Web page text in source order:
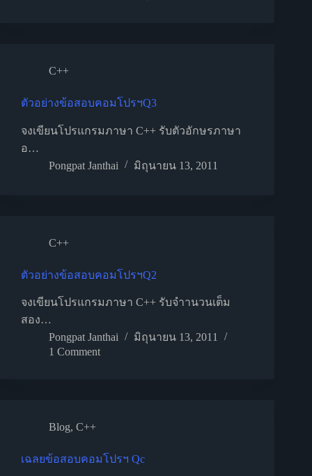
C++
ตัวอย่างข้อสอบคอมโปรฯQ3
จงเขียนโปรแกรมภาษา C++ รับตัวอักษรภาษา
อ…
Pongpat Janthai
มิถุนายน 13, 2011
C++
ตัวอย่างข้อสอบคอมโปรฯQ2
จงเขียนโปรแกรมภาษา C++ รับจำานวนเต็ม
สอง…
Pongpat Janthai
มิถุนายน 13, 2011
1 Comment
Blog, C++
เฉลยข้อสอบคอมโปรฯ Qc